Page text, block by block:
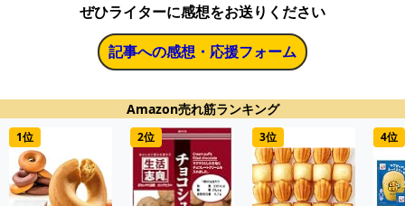
ぜひライターに感想をお送りください
記事への感想・応援フォーム
Amazon売れ筋ランキング
1位 2位 3位 4位